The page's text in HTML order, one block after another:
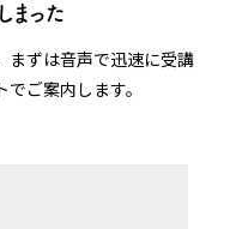
まった
まずは音声で迅速に受講
ご案内します。